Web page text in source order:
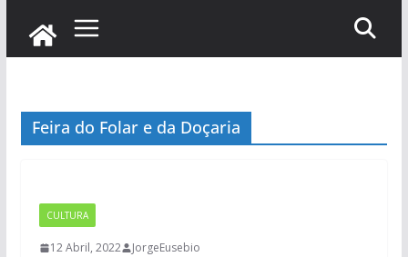
Feira do Folar e da Doçaria
CULTURA
12 Abril, 2022
JorgeEusebio